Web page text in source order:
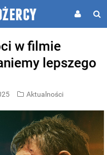
w filmie
lepszego
Aktualności